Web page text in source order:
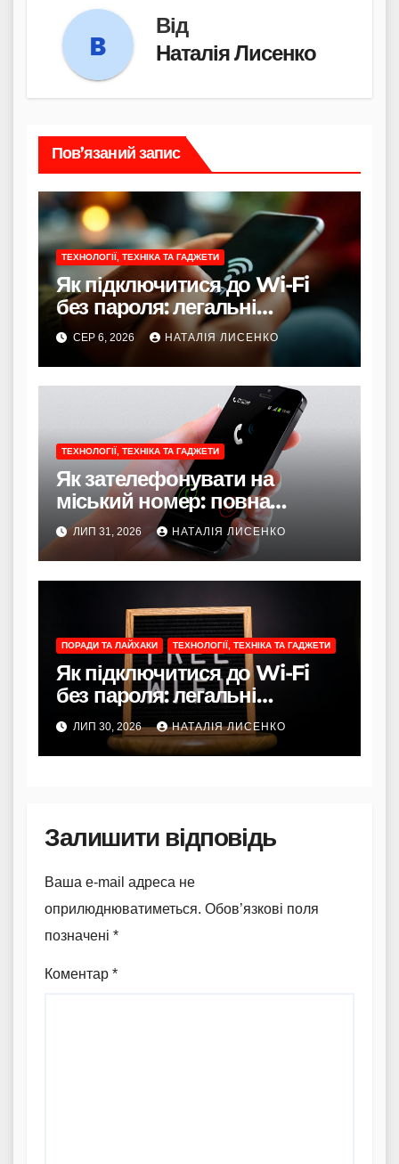
Від
Наталія Лисенко
Пов’язаний запис
ТЕХНОЛОГІЇ, ТЕХНІКА ТА ГАДЖЕТИ
Як підключитися до Wi-Fi
без пароля: легальні
способи
СЕР 6, 2026 НАТАЛІЯ ЛИСЕНКО
ТЕХНОЛОГІЇ, ТЕХНІКА ТА ГАДЖЕТИ
Як зателефонувати на
міський номер: повна
інструкція 2026 року
ЛИП 31, 2026 НАТАЛІЯ ЛИСЕНКО
ПОРАДИ ТА ЛАЙХАКИ ТЕХНОЛОГІЇ, ТЕХНІКА ТА ГАДЖЕТИ
Як підключитися до Wi-Fi
без пароля: легальні
способи
ЛИП 30, 2026 НАТАЛІЯ ЛИСЕНКО
Залишити відповідь
Ваша e-mail адреса не
оприлюднюватиметься. Обов’язкові поля
позначені *
Коментар *